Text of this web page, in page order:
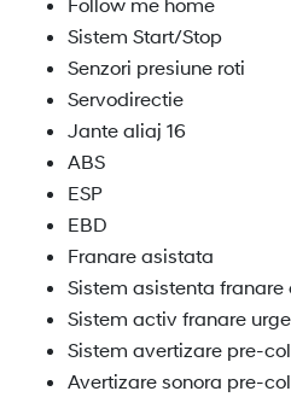
Sistem Start/Stop
Senzori presiune roti
Servodirectie
Jante aliaj 16
ABS
ESP
EBD
Franare asistata
Sistem asistenta franare
Sistem activ franare
Sistem avertizare pre-
Avertizare sonora pre-